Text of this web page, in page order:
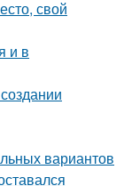
свой
и в
вариантов